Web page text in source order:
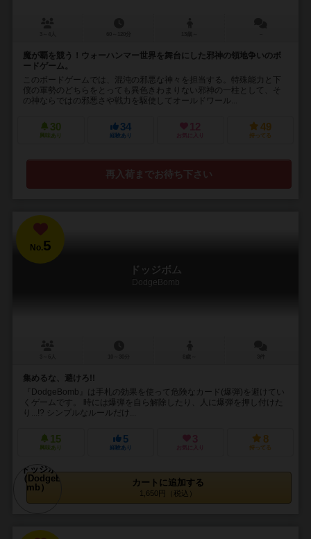
魔が覇を競う！ウォーハンマー世界を舞台にした邪神の領地争いのボ
ードゲーム。
このボードゲームでは、混沌の邪悪な神々を担当する。特殊能力と下
僕の軍勢のどちらをとっても異色きわまりない邪神の一柱として、そ
の神ならではの邪悪さや戦力を駆使してオールドワール...
30
興味あり
34
経験あり
12
お気に入り
49
持ってる
再入荷までお待ち下さい
No.5
ドッジボム
DodgeBomb
集めるな、避けろ!!
『DodgeBomb』は手札の効果を使って危険なカード(爆弾)を避けてい
くゲームです。 時には爆弾を自ら解除したり、人に爆弾を押し付けた
り...!? シンプルなルールだけ...
15
興味あり
5
経験あり
3
お気に入り
8
持ってる
カートに追加する
1,650円（税込）